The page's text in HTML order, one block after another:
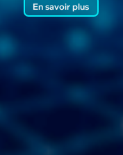
En savoir plus